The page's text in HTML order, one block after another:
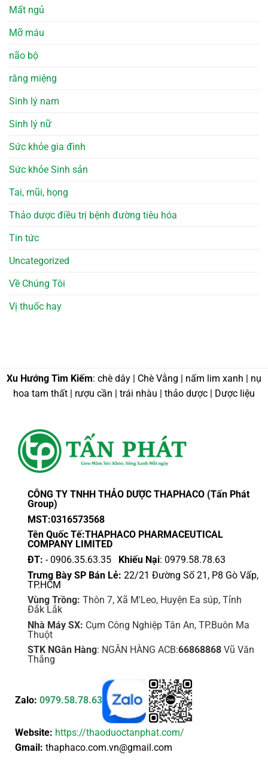
Mất ngủ
Mỡ máu
não bộ
răng miệng
Sinh lý nam
Sinh lý nữ
Sức khỏe gia đình
Sức khỏe Sinh sản
Tai, mũi, họng
Thảo dược điều trị bệnh đường tiêu hóa
Tin tức
Uncategorized
Về Chúng Tôi
Vị thuốc hay
Xu Hướng Tìm Kiếm: chè dây | Chè Vằng | nấm lim xanh | nụ
hoa tam thất | rượu cần | trái nhàu | thảo dược | Dược liệu
CÔNG TY TNHH THẢO DƯỢC THAPHACO (Tấn Phát
Group)
MST:0316573568
Tên Quốc Tế:THAPHACO PHARMACEUTICAL
COMPANY LIMITED
ĐT: - 0906.35.63.35 Khiếu Nại: 0979.58.78.63
Trưng Bày SP Bán Lẻ: 22/21 Đường Số 21, P8 Gò Vấp,
TP.HCM
Vùng Trồng: Thôn 7, Xã M'Leo, Huyện Ea súp, Tỉnh
Đắk Lắk
Nhà Máy SX: Cụm Công Nghiệp Tân An, TP.Buôn Ma
Thuột
STK NGân Hàng: NGÂN HÀNG ACB:66868868Vũ Văn
Thắng
Zalo: 0979.58.78.63
Website: https://thaoduoctanphat.com/
Gmail: thaphaco.com.vn@gmail.com